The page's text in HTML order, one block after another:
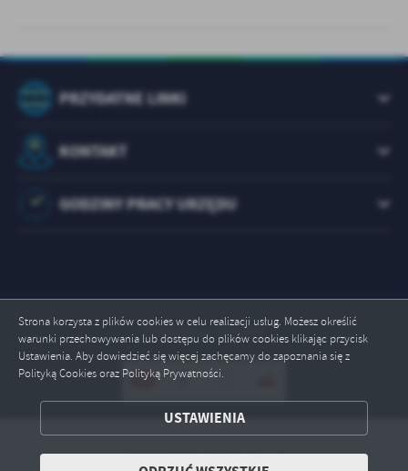
Strona korzysta z plików cookies w celu realizacji usług. Możesz określić
warunki przechowywania lub dostępu do plików cookies klikając przycisk
Ustawienia. Aby dowiedzieć się więcej zachęcamy do zapoznania się z
Polityką Cookies oraz Polityką Prywatności.
USTAWIENIA
ZAPISZ WYBRANE
ZEZWÓL NA WSZYSTKIE
PRZYDATNE LINKI
KONTAKT
GODZINY PRACY URZĘDU
Odwiedzin: 1073497
Copyright by brody.info.pl